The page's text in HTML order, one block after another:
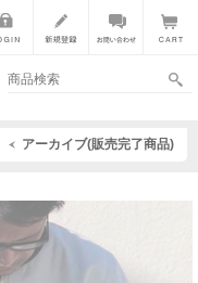
アーカイブ(販売完了商品)